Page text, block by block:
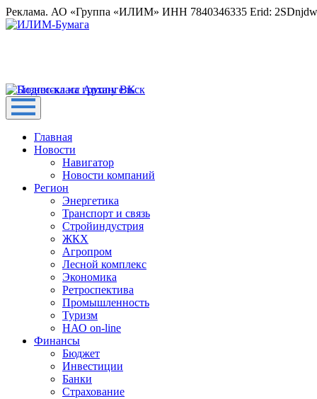
Реклама. АО «Группа «ИЛИМ» ИНН 7840346335 Erid:
Главная
Новости
Навигатор
Новости компаний
Регион
Энергетика
Транспорт и связь
Стройиндустрия
ЖКХ
Агропром
Лесной комплекс
Экономика
Ретроспектива
Промышленность
Туризм
НАО on-line
Финансы
Бюджет
Инвестиции
Банки
Страхование